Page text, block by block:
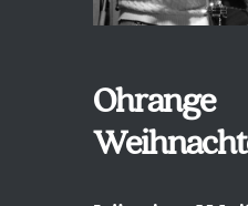
Ohrange